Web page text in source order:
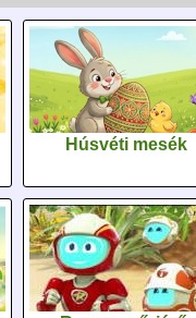
Húsvéti mesék